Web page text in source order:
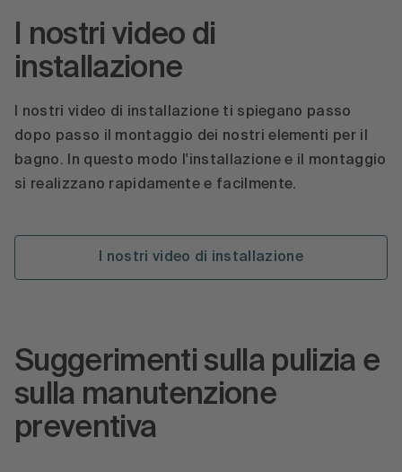
Accetta
Management Platform
I nostri video di
installazione
I nostri video di installazione ti spiegano passo
dopo passo il montaggio dei nostri elementi per il
bagno. In questo modo l'installazione e il montaggio
si realizzano rapidamente e facilmente.
I nostri video di installazione
Suggerimenti sulla pulizia e
sulla manutenzione
preventiva